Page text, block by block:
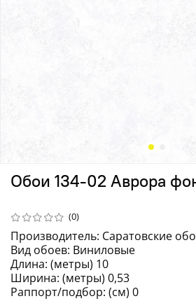
(0)
Обои 134-02 Аврора
Производитель: Саратовские
Вид обоев: Виниловые
Длина: (метры) 10
Ширина: (метры) 0,53
Раппорт/подбор: (см) 0